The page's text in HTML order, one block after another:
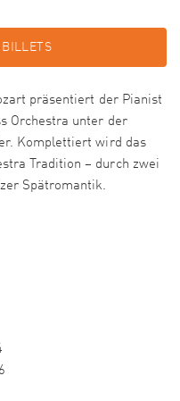
BILLETS
präsentiert der Pianist
Orchestra unter der
Komplettiert wird das
Tradition – durch zwei
Spätromantik.